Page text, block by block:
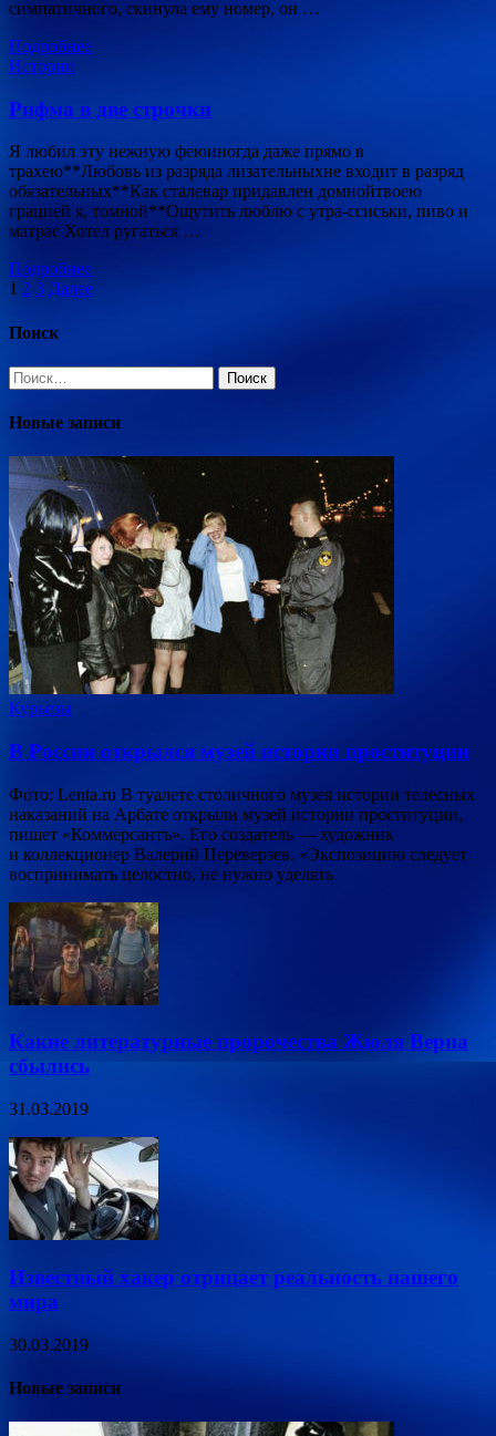
симпатичного, скинула ему номер, он …
Подробнее
Истории
Рифма в две строчки
Я любил эту нежную феюиногда даже прямо в
трахею**Любовь из разряда лизательныхне входит в разряд
обязательных**Как сталевар придавлен домнойтвоею
грацией я, томной**Ощутить люблю с утра-ссиськи, пиво и
матрас Хотел ругаться …
Подробнее
Пагинация
записей
1 2 3 Далее
Поиск
Найти:
Новые записи
Курьезы
В России открылся музей истории проституции
Фото: Lenta.ru В туалете столичного музея истории телесных
наказаний на Арбате открыли музей истории проституции,
пишет «Коммерсантъ». Его создатель — художник
и коллекционер Валерий Переверзев. «Экспозицию следует
воспринимать целостно, не нужно уделять
Какие литературные пророчества Жюля Верна
сбылись
31.03.2019
Известный хакер отрицает реальность нашего
мира
30.03.2019
Новые записи